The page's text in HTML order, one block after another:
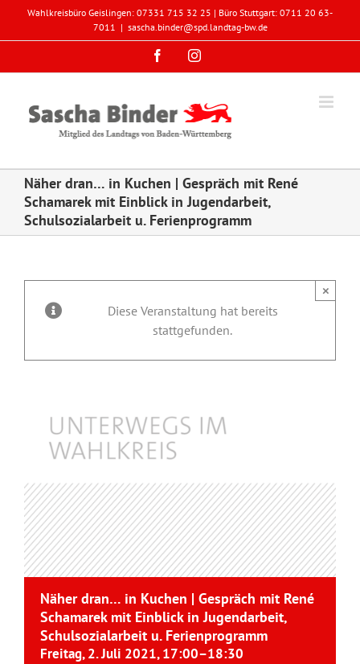
Wahlkreisbüro Geislingen: 07331 715 32 25 | Büro Stuttgart: 0711 20 63-
7011 | sascha.binder@spd.landtag-bw.de
FacebookInstagram
Näher dran… in Kuchen | Gespräch mit René
Schamarek mit Einblick in Jugendarbeit,
Schulsozialarbeit u. Ferienprogramm
Diese Veranstaltung hat bereits
stattgefunden.
×
Näher dran… in Kuchen | Gespräch mit René
Schamarek mit Einblick in Jugendarbeit,
Schulsozialarbeit u. Ferienprogramm
Freitag, 2. Juli 2021, 17:00–18:30